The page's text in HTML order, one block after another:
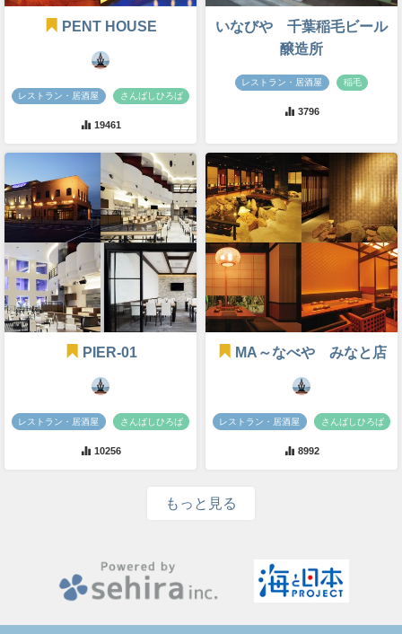
PENT HOUSE
レストラン・居酒屋 さんばしひろば
19461
いなびや 千葉稲毛ビール
醸造所
レストラン・居酒屋 稲毛
3796
PIER-01
レストラン・居酒屋 さんばしひろば
10256
MA～なべや みなと店
レストラン・居酒屋 さんばしひろば
8992
もっと見る